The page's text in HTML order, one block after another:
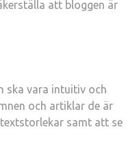
att bloggen är
ska vara intuitiv och
och artiklar de är
samt att se